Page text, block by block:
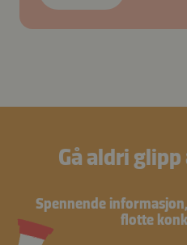
Gå aldri
Spennende
flotte